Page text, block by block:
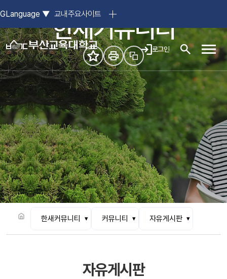
GLanguage ▼ 교내주요사이트
로그인 모바
한새커뮤니티
한새커뮤니티 커뮤니티 자유게시판
자유게시판